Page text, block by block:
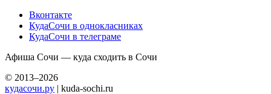
Вконтакте
КудаСочи в однокласниках
КудаСочи в телеграме
Афиша Сочи — куда сходить в Сочи
© 2013–2026
кудасочи.ру | kuda-sochi.ru